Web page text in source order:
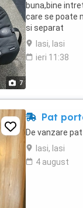
7
buna,bine
care se poate
si separat
Iasi, Iasi
ieri 11:38
Pat
De vanzare
Iasi, Iasi
4 august